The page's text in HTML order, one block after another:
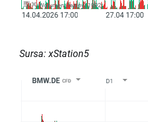
Sursa: xStation5